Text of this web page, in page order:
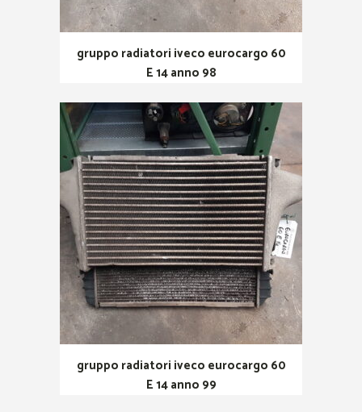
gruppo radiatori iveco eurocargo 60
E 14 anno 98
gruppo radiatori iveco eurocargo 60
E 14 anno 99